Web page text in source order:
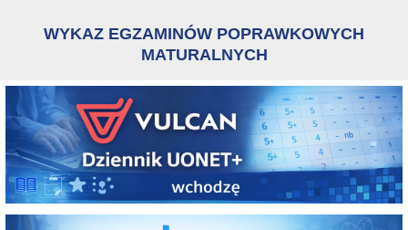
WYKAZ EGZAMINÓW POPRAWKOWYCH
MATURALNYCH